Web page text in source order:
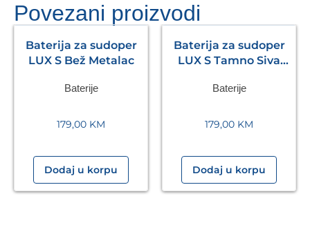
Povezani proizvodi
Baterija za sudoper
LUX S Bež Metalac
Baterije
179,00 KM
Dodaj u korpu
Baterija za sudoper
LUX S Tamno Siva
Baterije
179,00 KM
Dodaj u korpu